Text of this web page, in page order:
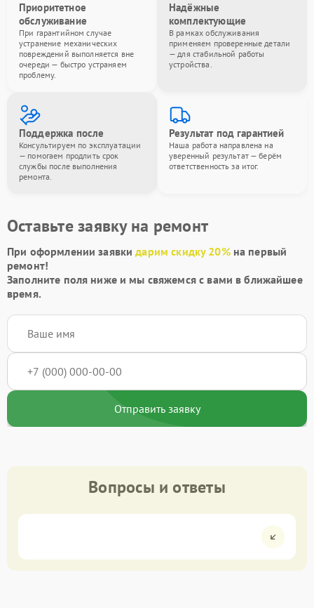
Приоритетное
обслуживание
При гарантийном случае
устранение механических
повреждений выполняется вне
очереди — быстро устраняем
проблему.
Надёжные
комплектующие
В рамках обслуживания
применяем проверенные детали
— для стабильной работы
устройства.
Поддержка после
Консультируем по эксплуатации
— помогаем продлить срок
службы после выполнения
ремонта.
Результат под гарантией
Наша работа направлена на
уверенный результат — берём
ответственность за итог.
Оставьте заявку на ремонт
При оформлении заявкидарим скидку 20%на первый
ремонт!
Заполните поля ниже и мы свяжемся с вами в ближайшее
время.
Отправить заявку
Вопросы и ответы